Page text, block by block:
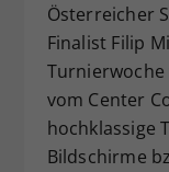
Österreicher
Finalist Filip
vom Center
hochklassige
Bildschirme